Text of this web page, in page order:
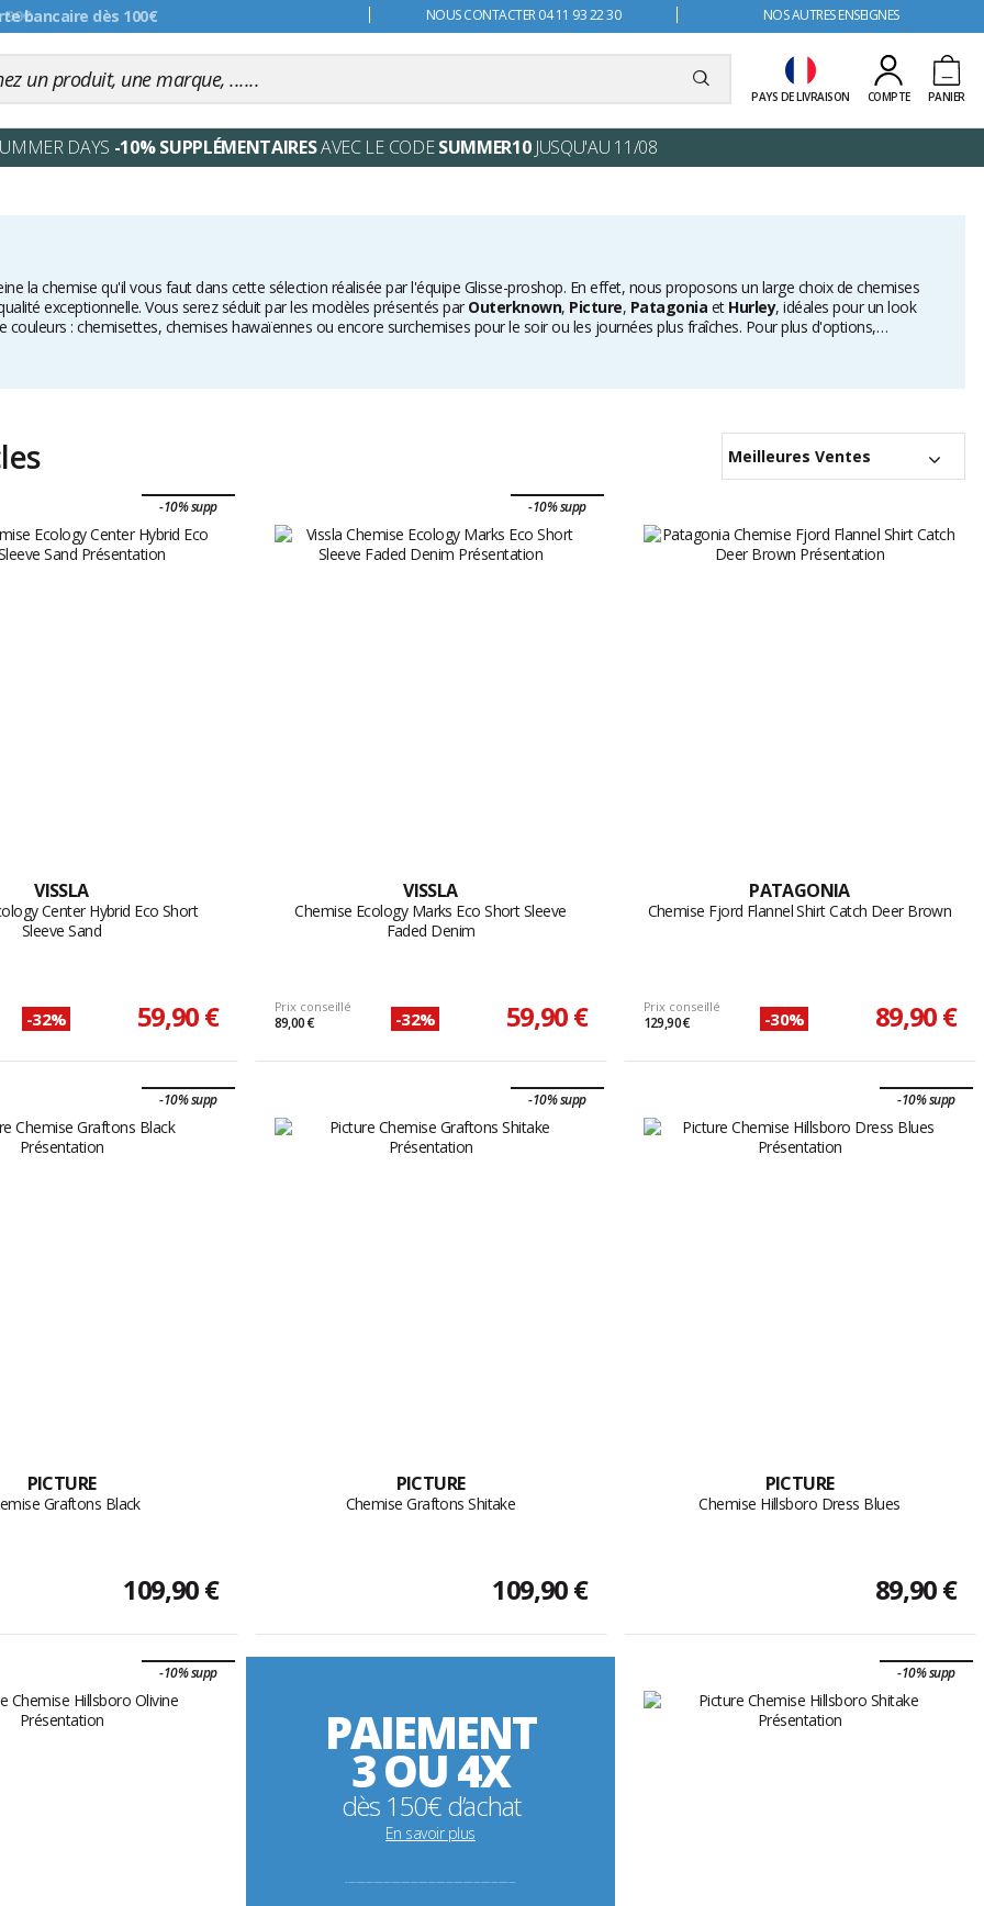
NOUS CONTACTER 04 11 93 22 30 NOS AUTRES ENSEIGNES
PAYS DE LIVRAISON COMPTE PANIER
DAYS -10% SUPPLÉMENTAIRESAVEC LE CODESUMMER10JUSQU'AU 11/08
la chemise qu'il vous faut dans cette sélection réalisée par l'équipe Glisse-proshop. En effet, nous proposons un large choix de chemises
exceptionnelle. Vous serez séduit par les modèles présentés par Outerknown, Picture, Patagonia et Hurley, idéales pour un look
couleurs : chemisettes, chemises hawaïennes ou encore surchemises pour le soir ou les journées plus fraîches. Pour plus d'options,
Meilleures Ventes
-10% supp
VISSLA
Center Hybrid Eco Short
Sleeve Sand
-32% 59,90 €
-10% supp
VISSLA
Chemise Ecology Marks Eco Short Sleeve
Faded Denim
Prix conseillé
89,00 € -32% 59,90 €
PATAGONIA
Chemise Fjord Flannel Shirt Catch Deer Brown
Prix conseillé
129,90 € -30% 89,90 €
-10% supp
PICTURE
Graftons Black
109,90 €
-10% supp
PICTURE
Chemise Graftons Shitake
109,90 €
-10% supp
PICTURE
Chemise Hillsboro Dress Blues
89,90 €
-10% supp
PAIEMENT
3 OU 4X
dès 150€ d’achat
En savoir plus
--------------------------------------------------------------------
-10% supp